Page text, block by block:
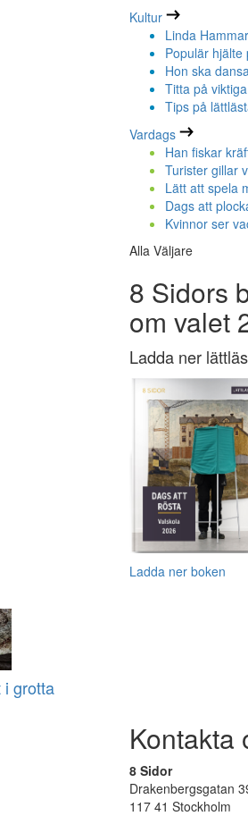
i grotta
Kultur
Linda
Populär hjälte
Hon ska
Titta på
Tips på
Vardags
Han fiskar
Turister gillar
Lätt att spela
Dags att
Kvinnor ser
Alla Väljare
8 Sidors
om valet
Ladda ner
Ladda ner boken
Kontakta
8 Sidor
Drakenbergsgatan
117 41 Stockholm